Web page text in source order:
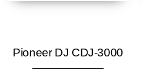
Pioneer DJ CDJ-3000